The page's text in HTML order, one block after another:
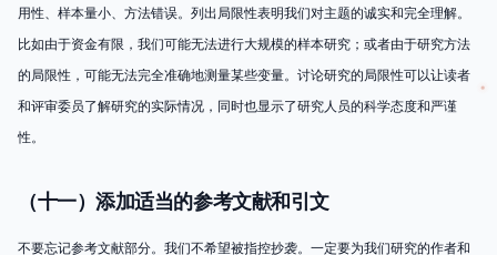
用性、样本量小、方法错误。列出局限性表明我们对主题的诚实和完全理解。
比如由于资金有限，我们可能无法进行大规模的样本研究；或者由于研究方法
的局限性，可能无法完全准确地测量某些变量。讨论研究的局限性可以让读者
和评审委员了解研究的实际情况，同时也显示了研究人员的科学态度和严谨
性。
（十一）添加适当的参考文献和引文
不要忘记参考文献部分。我们不希望被指控抄袭。一定要为我们研究的作者和